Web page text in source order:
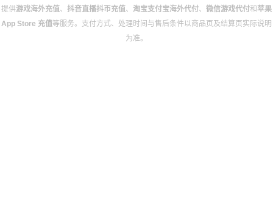
提供游戏海外充值、 抖音直播抖币充值、 淘宝支付宝海外代付、 微信游戏代付和 苹果
App Store 充值等服务。支付方式、处理时间与售后条件以商品页及结算页实际说明
为准。